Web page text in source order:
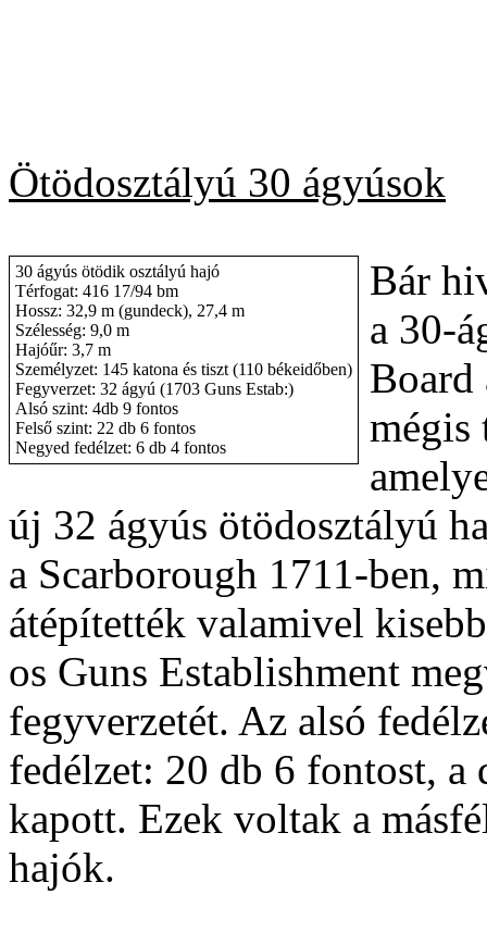
Ötödosztályú 30 ágyúsok
30 ágyús ötödik osztályú hajó
Térfogat: 416 17/94 bm
Hossz: 32,9 m (gundeck), 27,4 m
Szélesség: 9,0 m
Hajóűr: 3,7 m
Személyzet: 145 katona és tiszt (110 békeidőben)
Fegyverzet: 32 ágyú (1703 Guns Estab:)
Alsó szint: 4db 9 fontos
Felső szint: 22 db 6 fontos
Negyed fedélzet: 6 db 4 fontos
Bár
a 30-
Board
mégis
új 32 ágyús ötödosztályú
a Scarborough 1711-ben,
átépítették valamivel
os Guns Establishment
fegyverzetét. Az alsó
fedélzet: 20 db 6 fontost, a
kapott. Ezek voltak a
hajók.